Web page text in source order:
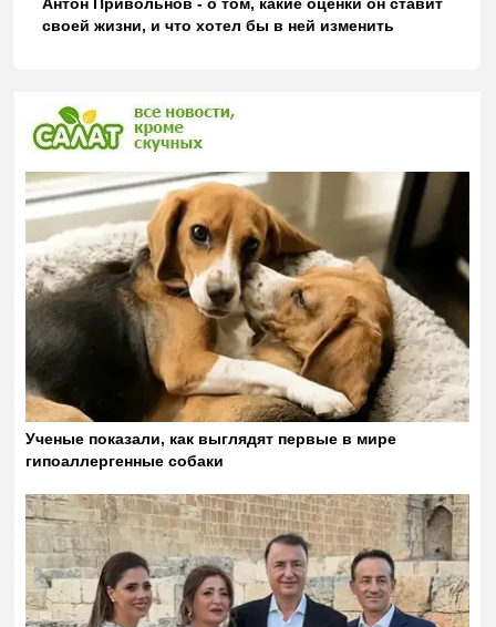
своей жизни, и что хотел бы в ней изменить